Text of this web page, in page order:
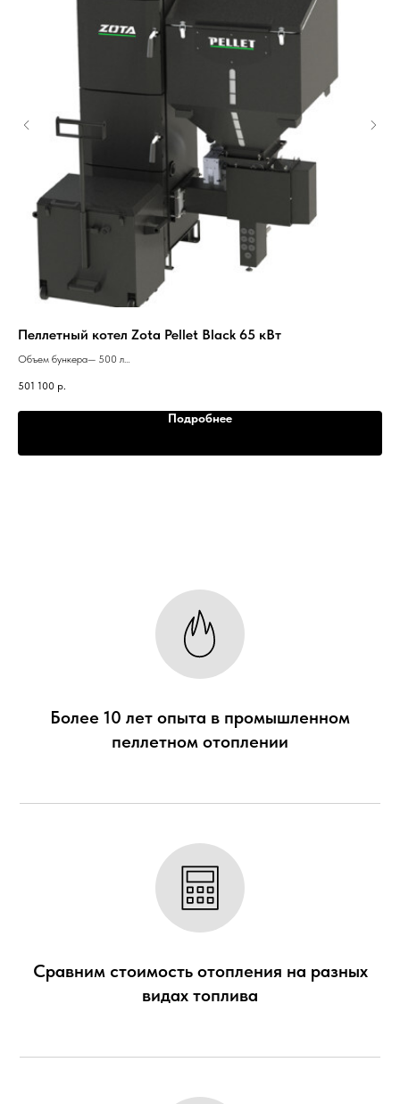
Пеллетный котел Zota Pellet Black 65 кВт
Объем бункера— 500 л
Теплообменник— Горизонтальный
Система топливоподачи - 2-х шнековая
501 100 р.
Подробнее
Более 10 лет опыта в промышленном
пеллетном отоплении
Сравним стоимость отопления на разных
видах топлива